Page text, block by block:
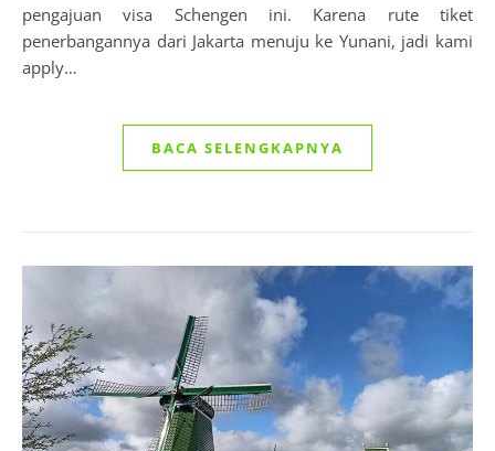
pengajuan visa Schengen ini. Karena rute tiket
penerbangannya dari Jakarta menuju ke Yunani, jadi kami
apply…
BACA SELENGKAPNYA